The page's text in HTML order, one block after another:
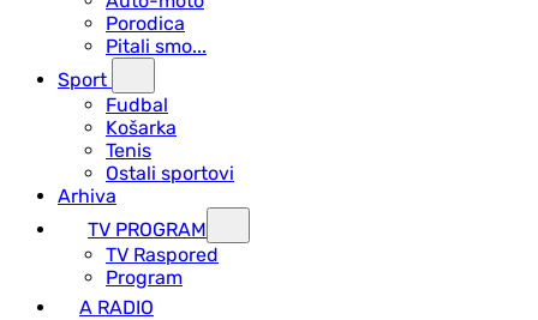
Porodica
Pitali smo...
Sport
Fudbal
Košarka
Tenis
Ostali sportovi
Arhiva
TV PROGRAM
ТV Raspored
Program
A RADIO